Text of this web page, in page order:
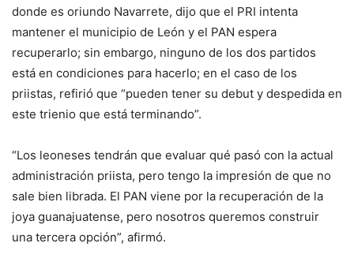
donde es oriundo Navarrete, dijo que el PRI intenta
mantener el municipio de León y el PAN espera
recuperarlo; sin embargo, ninguno de los dos partidos
está en condiciones para hacerlo; en el caso de los
priistas, refirió que “pueden tener su debut y despedida en
este trienio que está terminando”.
“Los leoneses tendrán que evaluar qué pasó con la actual
administración priista, pero tengo la impresión de que no
sale bien librada. El PAN viene por la recuperación de la
joya guanajuatense, pero nosotros queremos construir
una tercera opción”, afirmó.